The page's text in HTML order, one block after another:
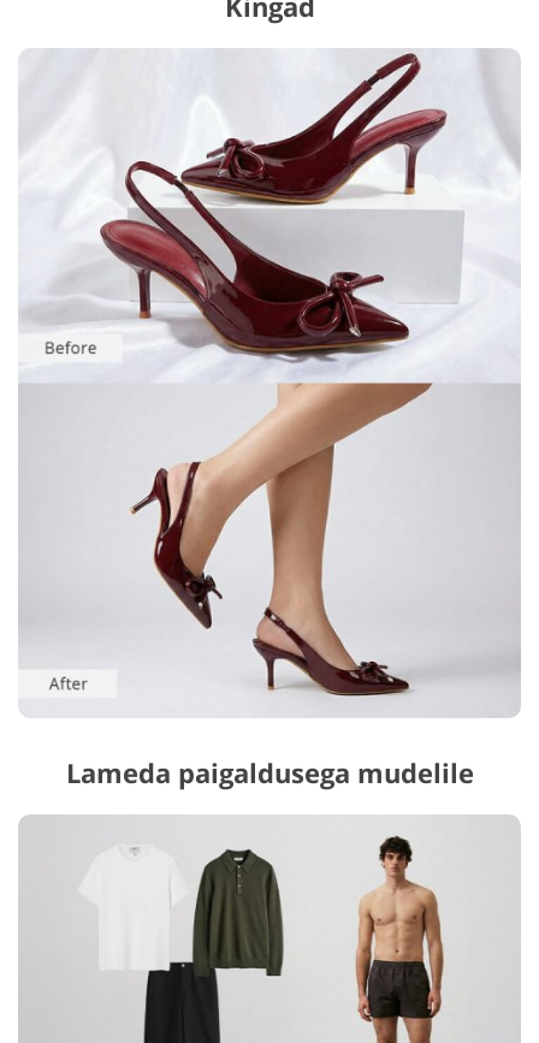
Lameda paigaldusega mudelile